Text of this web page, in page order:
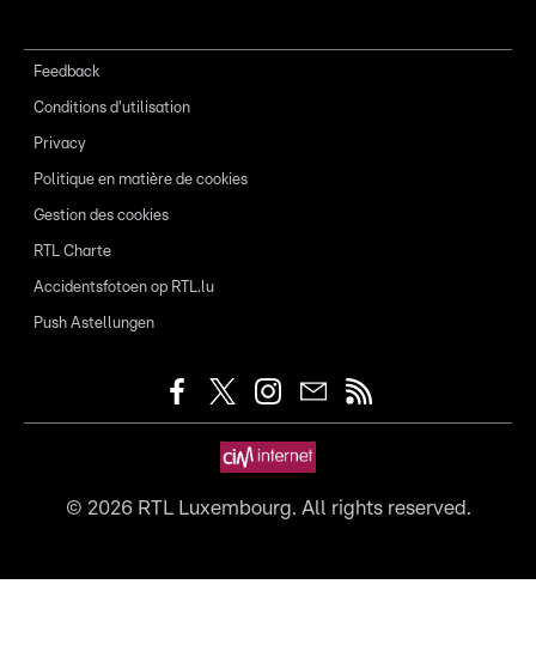
Feedback
Conditions d'utilisation
Privacy
Politique en matière de cookies
Gestion des cookies
RTL Charte
Accidentsfotoen op RTL.lu
Push Astellungen
© 2026RTL Luxembourg. All rights reserved.